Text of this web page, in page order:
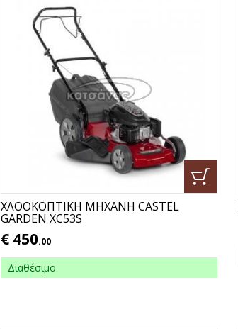
ΧΛΟΟΚΟΠΤΙΚΗ ΜΗΧΑΝΗ CASTEL
GARDEN XC53S
€ 450.00
Διαθέσιμο